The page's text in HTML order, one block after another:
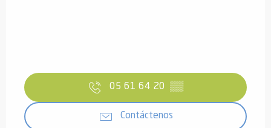
05 61 64 20 ▒▒
Contáctenos